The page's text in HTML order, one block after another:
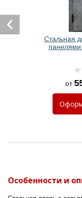
Стальная
от
Особенности и